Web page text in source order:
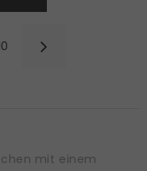
mit einem